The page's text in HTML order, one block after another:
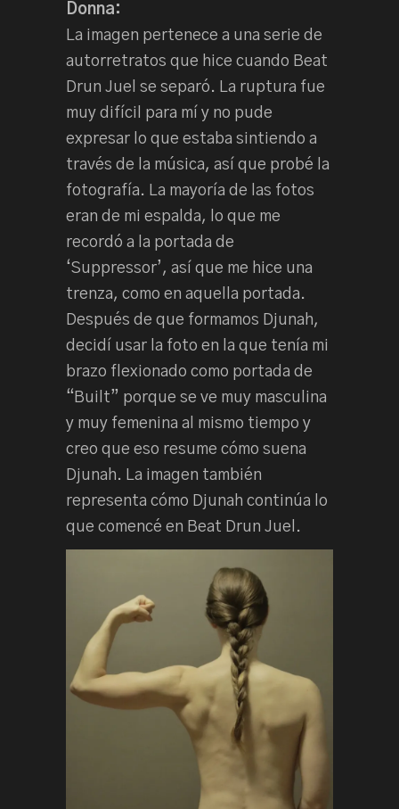
Donna:
La imagen pertenece a una serie de
autorretratos que hice cuando Beat
Drun Juel se separó. La ruptura fue
muy difícil para mí y no pude
expresar lo que estaba sintiendo a
través de la música, así que probé la
fotografía. La mayoría de las fotos
eran de mi espalda, lo que me
recordó a la portada de
‘Suppressor’, así que me hice una
trenza, como en aquella portada.
Después de que formamos Djunah,
decidí usar la foto en la que tenía mi
brazo flexionado como portada de
“Built” porque se ve muy masculina
y muy femenina al mismo tiempo y
creo que eso resume cómo suena
Djunah. La imagen también
representa cómo Djunah continúa lo
que comencé en Beat Drun Juel.